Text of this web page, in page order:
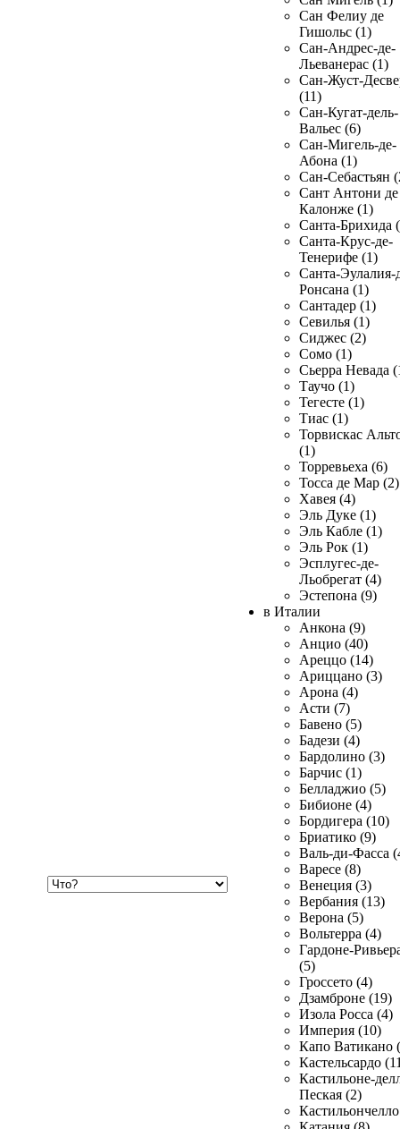
Сан Фелиу де
Гишольс (1)
Сан-Андрес-де-
Льеванерас (1)
Сан-Жуст-
(11)
Сан-Кугат-дель-
Вальес (6)
Сан-Мигель-де-
Абона (1)
Сан-Себастьян
Сант Антони де
Калонже (1)
Санта-Брихида
Санта-Крус-де-
Тенерифе (1)
Санта-Эулалия-
Ронсана (1)
Сантадер (1)
Севилья (1)
Сиджес (2)
Сомо (1)
Сьерра Невада
Таучо (1)
Тегесте (1)
Тиас (1)
Торвискас
(1)
Торревьеха (6)
Тосса де Мар (2)
Хавея (4)
Эль Дуке (1)
Эль Кабле (1)
Эль Рок (1)
Эсплугес-де-
Льобрегат (4)
Эстепона (9)
в Италии
Анкона (9)
Анцио (40)
Ареццо (14)
Ариццано (3)
Арона (4)
Асти (7)
Бавено (5)
Бадези (4)
Бардолино (3)
Барчис (1)
Белладжио (5)
Бибионе (4)
Бордигера (10)
Бриатико (9)
Валь-ди-Фасса
Варесе (8)
Венеция (3)
Вербания (13)
Верона (5)
Вольтерра (4)
Гардоне-
(5)
Гроссето (4)
Дзамброне (19)
Изола Росса (4)
Империя (10)
Капо Ватикано
Кастельсардо
Кастильоне-
Пеская (2)